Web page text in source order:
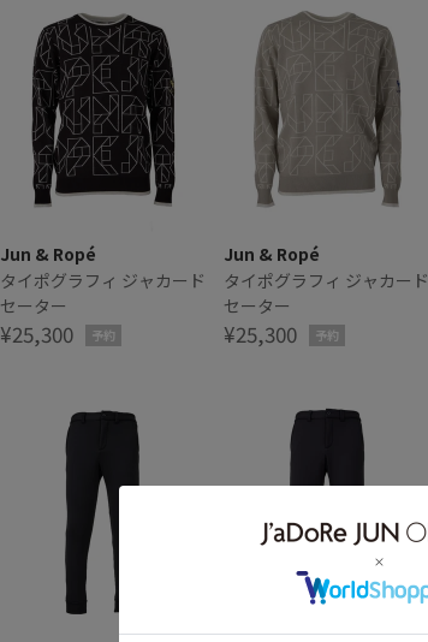
Jun & Ropé
タイポグラフィ ジャカード
セーター
¥25,300 予約
Jun & Ropé
タイポグラフィ ジャカード
セーター
¥25,300 予約